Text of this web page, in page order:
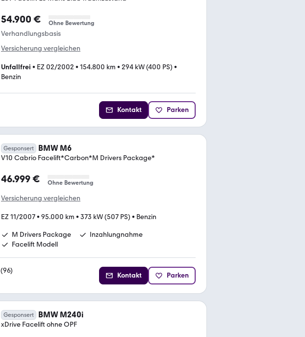
54.900 € Ohne Bewertung
Verhandlungsbasis
Versicherung vergleichen
Unfallfrei • EZ 02/2002 • 154.800 km • 294 kW (400 PS) •
Benzin
Kontakt Parken
Gesponsert BMW M6
V10 Cabrio Facelift*Carbon*M Drivers Package*
46.999 € Ohne Bewertung
Versicherung vergleichen
EZ 11/2007• 95.000 km • 373 kW (507 PS) • Benzin
M Drivers Package
Inzahlungnahme
Facelift Modell
(96)
Kontakt Parken
Gesponsert BMW M240i
xDrive Facelift ohne OPF